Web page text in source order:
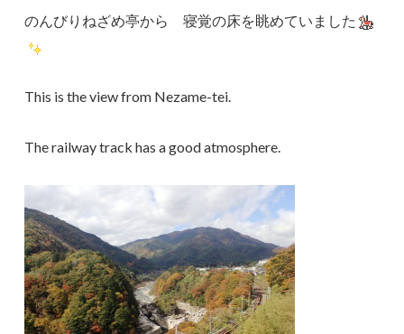
のんびりねざめ亭から 寝覚の床を眺めていました
This is the view from Nezame-tei.
The railway track has a good atmosphere.